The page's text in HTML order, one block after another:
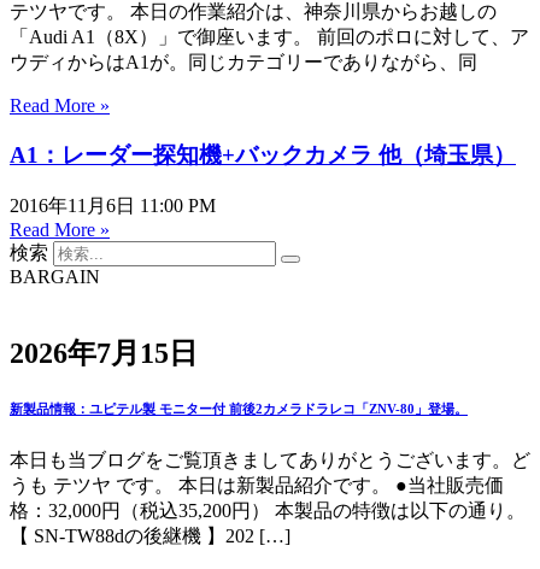
テツヤです。 本日の作業紹介は、神奈川県からお越しの
「Audi A1（8X）」で御座います。 前回のポロに対して、ア
ウディからはA1が。同じカテゴリーでありながら、同
Read More »
A1：レーダー探知機+バックカメラ 他（埼玉県）
2016年11月6日 11:00 PM
Read More »
検索
BARGAIN
2026年7月15日
新製品情報：ユピテル製 モニター付 前後2カメラドラレコ「ZNV-80」登場。
本日も当ブログをご覧頂きましてありがとうございます。ど
うも テツヤ です。 本日は新製品紹介です。 ●当社販売価
格：32,000円（税込35,200円） 本製品の特徴は以下の通り。
【 SN-TW88dの後継機 】202 […]